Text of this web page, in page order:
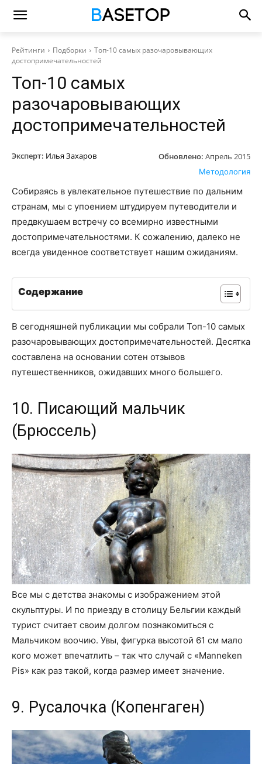
Рейтинги Подборки
Топ-10 самых разочаровывающих
достопримечательностей
Топ-10 самых
разочаровывающих
достопримечательностей
Эксперт: Илья Захаров Обновлено: Апрель 2015
Методология
Собираясь в увлекательное путешествие по дальним
странам, мы с упоением штудируем путеводители и
предвкушаем встречу со всемирно известными
достопримечательностями. К сожалению, далеко не
всегда увиденное соответствует нашим ожиданиям.
Содержание
В сегодняшней публикации мы собрали Топ-10 самых
разочаровывающих достопримечательностей. Десятка
составлена на основании сотен отзывов
путешественников, ожидавших много большего.
10. Писающий мальчик
(Брюссель)
Все мы с детства знакомы с изображением этой
скульптуры. И по приезду в столицу Бельгии каждый
турист считает своим долгом познакомиться с
Мальчиком воочию. Увы, фигурка высотой 61 см мало
кого может впечатлить – так что случай с «Manneken
Pis» как раз такой, когда размер имеет значение.
9. Русалочка (Копенгаген)